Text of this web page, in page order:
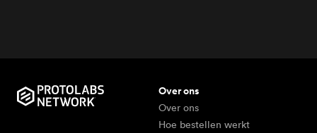
Over ons
Over ons
Hoe bestellen werkt